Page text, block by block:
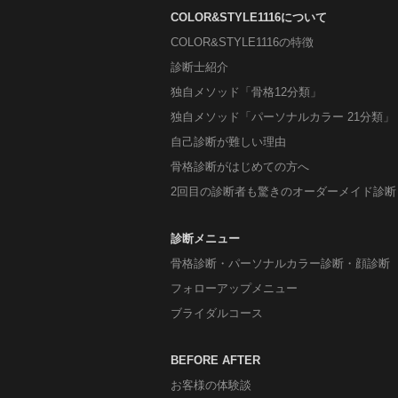
COLOR&STYLE1116について
COLOR&STYLE1116の特徴
診断士紹介
独自メソッド「骨格12分類」
独自メソッド「パーソナルカラー 21分類」
自己診断が難しい理由
骨格診断がはじめての方へ
2回目の診断者も驚きのオーダーメイド診断
診断メニュー
骨格診断・パーソナルカラー診断・顔診断
フォローアップメニュー
ブライダルコース
BEFORE AFTER
お客様の体験談